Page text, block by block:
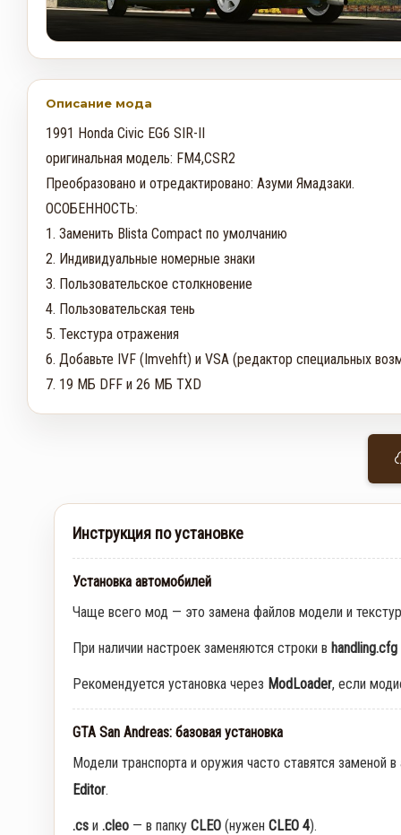
Описание мода
1991 Honda Civic EG6 SIR-II
оригинальная модель: FM4,CSR2
Преобразовано и отредактировано: Азуми Ямадзаки.
ОСОБЕННОСТЬ:
1. Заменить Blista Compact по умолчанию
2. Индивидуальные номерные знаки
3. Пользовательское столкновение
4. Пользовательская тень
5. Текстура отражения
6. Добавьте IVF (Imvehft) и VSA (редактор специальных
7. 19 МБ DFF и 26 МБ TXD
Инструкция по установке
Установка автомобилей
Чаще всего мод — это замена файлов модели и
При наличии настроек заменяются строки в handling.cfg
Рекомендуется установка через ModLoader, если
GTA San Andreas: базовая установка
Модели транспорта и оружия часто ставятся заменой
Editor.
.cs и .cleo — в папку CLEO (нужен CLEO 4).